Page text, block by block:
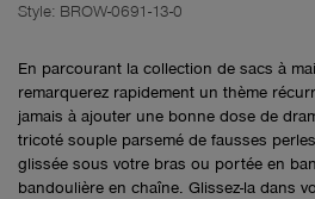
Style: BROW-0691-13-0
En parcourant la collection de sacs à
remarquerez rapidement un thème
jamais à ajouter une bonne dose de
tricoté souple parsemé de fausses
glissée sous votre bras ou portée en
bandoulière en chaîne. Glissez-la dans